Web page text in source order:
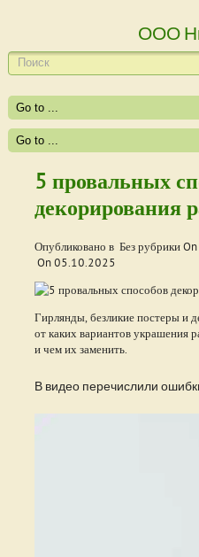
ООО
5 провальных
декорирования
Опубликовано в Без рубрики On
On05.10.2025
Гирлянды, безликие постеры и
от каких вариантов украшения
и чем их заменить.
В видео перечислили